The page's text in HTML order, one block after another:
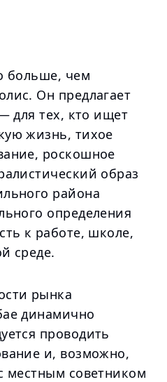
больше, чем
Он предлагает
для тех, кто ищет
жизнь, тихое
роскошное
образ
района
определения
к работе, школе,
среде.
рынка
динамично
проводить
и, возможно,
местным советником